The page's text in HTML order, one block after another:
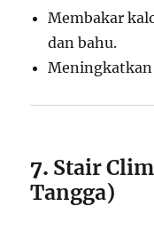
Membakar
dan bahu.
7. Stair
Tangga)